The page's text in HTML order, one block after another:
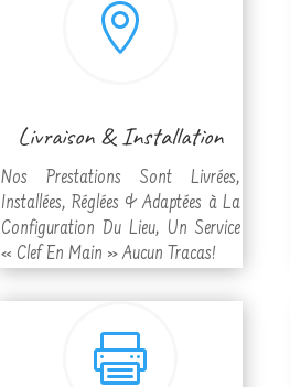

Livraison & Installation
Nos Prestations Sont Livrées,
Installées, Réglées & Adaptées à La
Configuration Du Lieu, Un Service
« Clef En Main » Aucun Tracas!
